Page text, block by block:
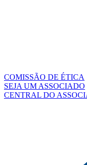
COMISSÃO DE ÉTICA
SEJA UM ASSOCIADO
CENTRAL DO